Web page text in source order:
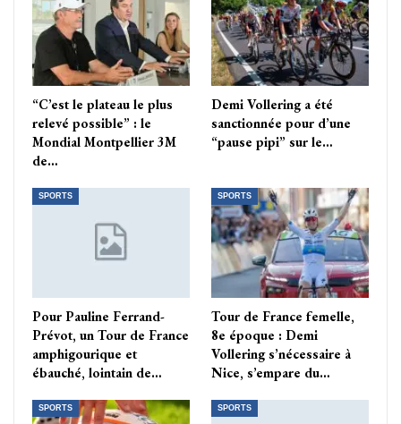
“C’est le plateau le plus
relevé possible” : le
Mondial Montpellier 3M
de…
Demi Vollering a été
sanctionnée pour d’une
“pause pipi” sur le…
SPORTS
Pour Pauline Ferrand-
Prévot, un Tour de France
amphigourique et
ébauché, lointain de…
SPORTS
Tour de France femelle,
8e époque : Demi
Vollering s’nécessaire à
Nice, s’empare du…
SPORTS SPORTS